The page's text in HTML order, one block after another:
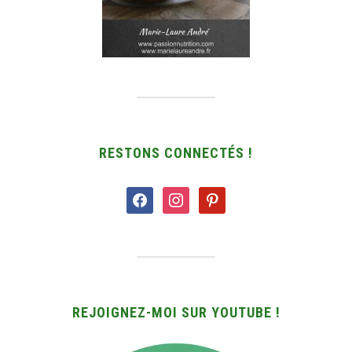
RESTONS CONNECTÉS !
facebookinstagrampinterest
REJOIGNEZ-MOI SUR YOUTUBE !